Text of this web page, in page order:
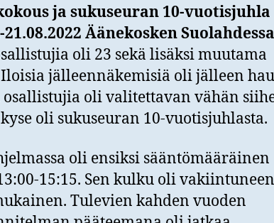
ja sukuseuran 10-vuotisjuhla
Äänekosken Suolahdessa
oli 23 sekä lisäksi muutama
jälleennäkemisiä oli jälleen
osallistujia oli valitettavan vähän
oli sukuseuran 10-vuotisjuhlasta.
oli ensiksi sääntömääräinen
15:15. Sen kulku oli vakiintuneen
Tulevien kahden vuoden